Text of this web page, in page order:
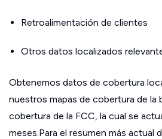
Retroalimentación de clientes
Otros datos localizados
Obtenemos datos de cobertura
nuestros mapas de cobertura de la
cobertura de la FCC, la cual se
meses.Para el resumen más actual